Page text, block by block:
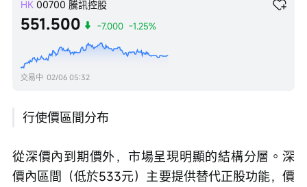
HK 00700 騰訊控股
551.500 -7.000 -1.25%
交易中 02/06 05:32
行使價區間分布
從深價內到期價外，市場呈現明顯的結構分層。深
價內區間（低於533元）主要提供替代正股功能，價